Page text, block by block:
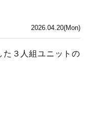
2026.04.20(Mon)
た３人組ユニットの